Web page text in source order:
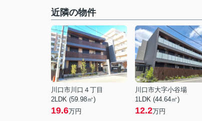
近隣の物件
川口市川口４丁目
2LDK (59.98㎡)
19.6万円
川口市大字小谷場
1LDK (44.64㎡)
12.2万円